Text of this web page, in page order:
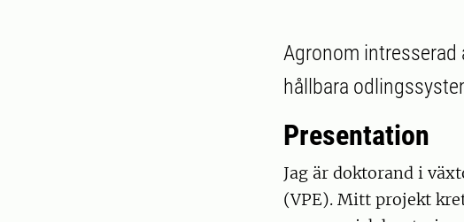
Agronom intresserad
hållbara
Presentation
Jag är doktorand i
(VPE). Mitt projekt